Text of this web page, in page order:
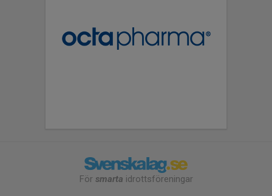
För smarta idrottsföreningar